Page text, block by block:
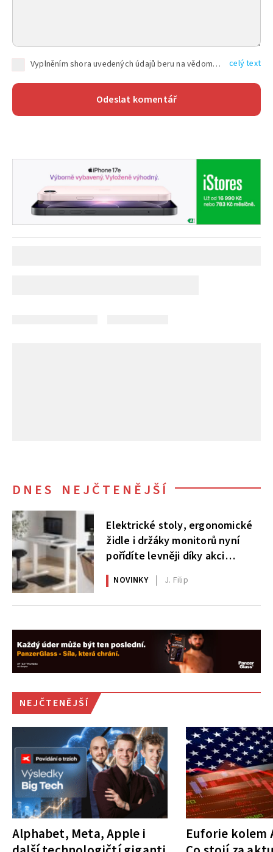
Vyplněním shora uvedených údajů beru na vědomí, že společnost TEXT FACTORY s.r.o., sídlem Brno, Durďákova 336/29, Černá Pole, PSČ: 613 00, IČ: 06157831, zapsané u Krajského soudu v Brně, oddíl C, vložka 100399, bude zpracovávat mé osobní údaje uvedené v rámci mnou vyplněného registračního formuláře na základě oprávněných zájmů TEXT FACTORY s.r.o. dle čl. 6 odst. 1 písm. f) GDPR a pro splnění právních povinností (čl. 6 odst. 1 písm. c) GDPR), a to pro tyto účely: nezbytnost zajistit oprávnění návštěvníka webových stránek provozovaných společností TEXT FACTORY s.r.o. přispívat aktivně ke zveřejněným článkům nebo v rámci diskusních fór a výkon práv TEXT FACTORY s.r.o. jako administrátora těchto diskusních fór. Více informací o zpracování osobních údajů a právech lze nalézt v celý text
DNES NEJČTENĚJŠÍ
Elektrické stoly, ergonomické
židle i držáky monitorů nyní
pořídíte levněji díky akci
AlzaErgo
NOVINKY J. Filip
NEJČTENĚJŠÍ
Alphabet, Meta, Apple i
Euforie kolem